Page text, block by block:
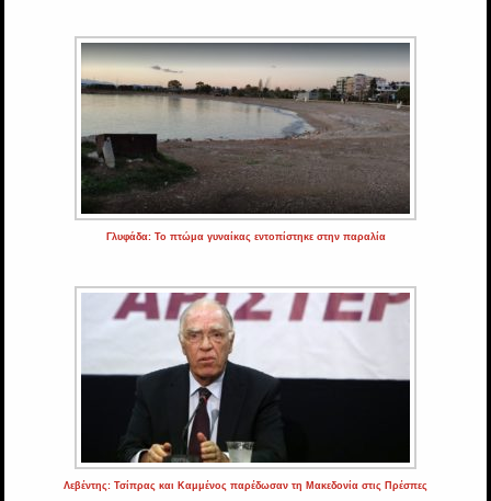
Γλυφάδα: Το πτώμα γυναίκας εντοπίστηκε στην παραλία
Λεβέντης: Τσίπρας και Καμμένος παρέδωσαν τη Μακεδονία στις Πρέσπες